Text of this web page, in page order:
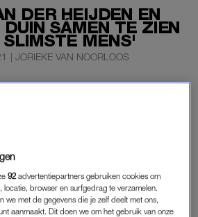
DER HEIJDEN EN
DUIN SÁMEN TE ZIEN
MENS'
| JORIEKE VAN NOORLOOS
apart, maar mét elkaar te zien
van ‘De Slimste Mens’. Dat maakt
via Instagram.
detail: ze zijn te zien in de ronde Open
92 advertentiepartners gebruiken cookies om
locatie, browser en surfgedrag te verzamelen.
we met de gegevens die je zelf deelt met ons,
aanmaakt. Dit doen we om het gebruik van onze